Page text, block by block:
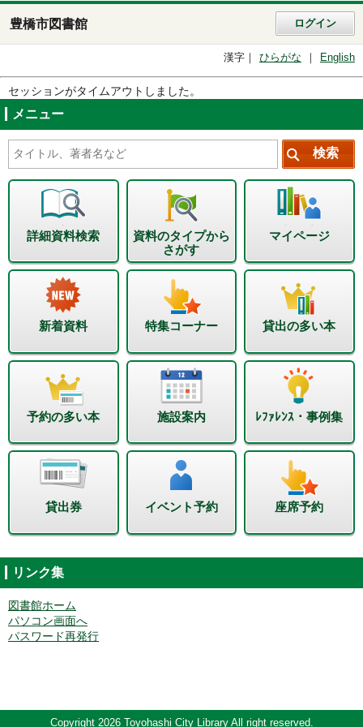
豊橋市図書館 ログイン
漢字 ひらがな English
セッションがタイムアウトしました。
メニュー
詳細資料検索
資料のタイプから
さがす
マイページ
新着資料 特集コーナー 貸出の多い本
予約の多い本 施設案内 ﾚﾌｧﾚﾝｽ・事例集
貸出券 イベント予約 座席予約
リンク集
図書館ホーム
パソコン画面へ
パスワード再発行
Copyright 2026 Toyohashi City Library All right reserved.